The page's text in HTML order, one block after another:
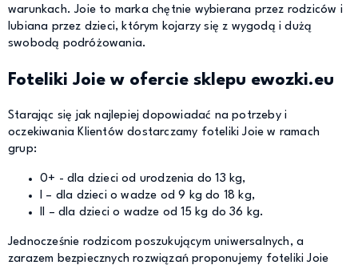
warunkach. Joie to marka chętnie wybierana przez rodziców i
lubiana przez dzieci, którym kojarzy się z wygodą i dużą
swobodą podróżowania.
Foteliki Joie w ofercie sklepu ewozki.eu
Starając się jak najlepiej dopowiadać na potrzeby i
oczekiwania Klientów dostarczamy foteliki Joie w ramach
grup:
0+ - dla dzieci od urodzenia do 13 kg,
I – dla dzieci o wadze od 9 kg do 18 kg,
II – dla dzieci o wadze od 15 kg do 36 kg.
Jednocześnie rodzicom poszukującym uniwersalnych, a
zarazem bezpiecznych rozwiązań proponujemy foteliki Joie